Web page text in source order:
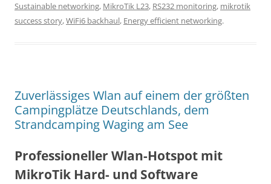
Sustainable networking, MikroTik L23, RS232 monitoring, mikrotik
success story,WiFi6 backhaul, Energy efficient networking.
Zuverlässiges Wlan auf einem der größten
Campingplätze Deutschlands, dem
Strandcamping Waging am See
Professioneller Wlan-Hotspot mit
MikroTik Hard- und Software